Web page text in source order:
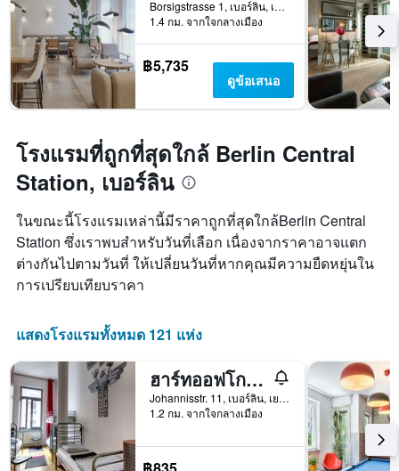
Borsigstrasse 1, เบอร์ลิน, เยอรมนี
1.4 กม. จากใจกลางเมือง
฿5,735
ดูข้อเสนอ
โรงแรมที่ถูกที่สุดใกล้ Berlin Central
Station, เบอร์ลิน
ในขณะนี้โรงแรมเหล่านี้มีราคาถูกที่สุดใกล้Berlin Central
Station ซึ่งเราพบสำหรับวันที่เลือก เนื่องจากราคาอาจแตก
ต่างกันไปตามวันที่ ให้เปลี่ยนวันที่หากคุณมีความยืดหยุ่นใน
การเปรียบเทียบราคา
แสดงโรงแรมทั้งหมด 121 แห่ง
ฮาร์ทออฟโกลด์โฮสเทล เบอร์ลิน
Johannisstr. 11, เบอร์ลิน, เยอรมนี
1.2 กม. จากใจกลางเมือง